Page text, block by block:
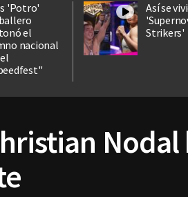
'Potro'
el
nacional
Así se
Strikers'